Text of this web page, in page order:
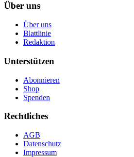
Über uns
Über uns
Blattlinie
Redaktion
Unterstützen
Abonnieren
Shop
Spenden
Rechtliches
AGB
Datenschutz
Impressum